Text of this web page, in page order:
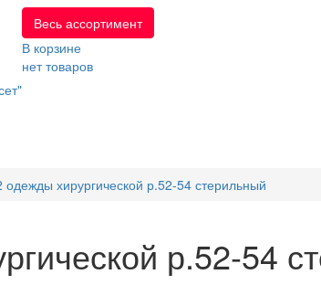
Весь ассортимент
В корзине
нет товаров
хирургической р.52-54 стерильный
р.52-54